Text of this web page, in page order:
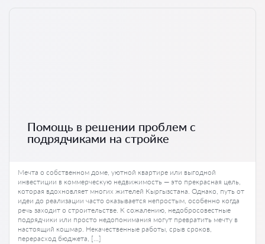
Помощь в решении проблем с
подрядчиками на стройке
Мечта о собственном доме, уютной квартире или выгодной
инвестиции в коммерческую недвижимость — это прекрасная цель,
которая вдохновляет многих жителей Кыргызстана. Однако, путь от
идеи до реализации часто оказывается непростым, особенно когда
речь заходит о строительстве. К сожалению, недобросовестные
подрядчики или просто недопонимания могут превратить мечту в
настоящий кошмар. Некачественные работы, срыв сроков,
перерасход бюджета, […]